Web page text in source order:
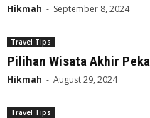
Hikmah - September 8, 2024
Travel Tips
Pilihan Wisata Akhir
Hikmah - August 29, 2024
Travel Tips